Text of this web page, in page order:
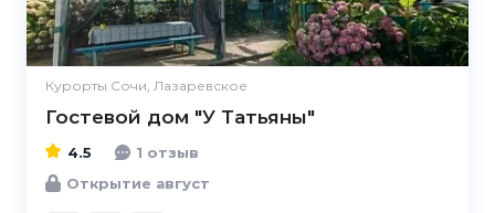
Курорты Сочи, Лазаревское
Гостевой дом "У Татьяны"
4.5
1 отзыв
Открытие август